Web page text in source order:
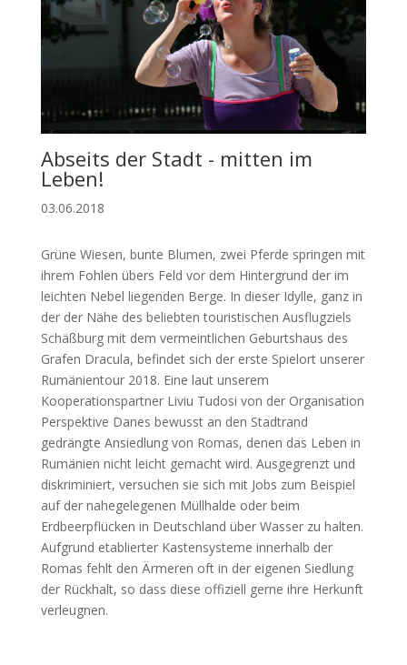
Abseits der Stadt - mitten im
Leben!
03.06.2018
Grüne Wiesen, bunte Blumen, zwei Pferde springen mit
ihrem Fohlen übers Feld vor dem Hintergrund der im
leichten Nebel liegenden Berge. In dieser Idylle, ganz in
der der Nähe des beliebten touristischen Ausflugziels
Schäßburg mit dem vermeintlichen Geburtshaus des
Grafen Dracula, befindet sich der erste Spielort unserer
Rumänientour 2018. Eine laut unserem
Kooperationspartner Liviu Tudosi von der Organisation
Perspektive Danes bewusst an den Stadtrand
gedrängte Ansiedlung von Romas, denen das Leben in
Rumänien nicht leicht gemacht wird. Ausgegrenzt und
diskriminiert, versuchen sie sich mit Jobs zum Beispiel
auf der nahegelegenen Müllhalde oder beim
Erdbeerpflücken in Deutschland über Wasser zu halten.
Aufgrund etablierter Kastensysteme innerhalb der
Romas fehlt den Ärmeren oft in der eigenen Siedlung
der Rückhalt, so dass diese offiziell gerne ihre Herkunft
verleugnen.